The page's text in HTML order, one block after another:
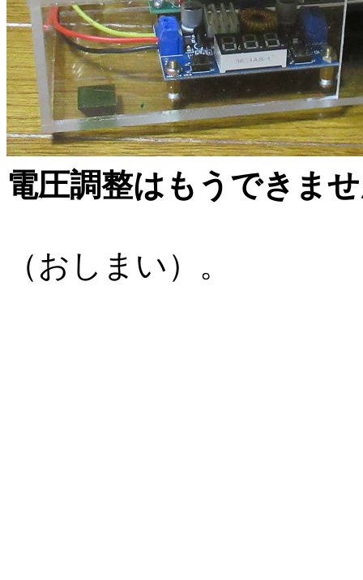
電圧調整はもうできま
（おしまい）。